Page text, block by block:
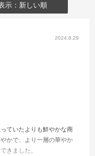
示：新しい順
2024.8.29
ていたよりも鮮やかな商
かで、より一層の華やか
きました。